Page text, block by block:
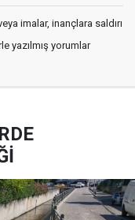
imalar, inançlara saldırı
yazılmış yorumlar